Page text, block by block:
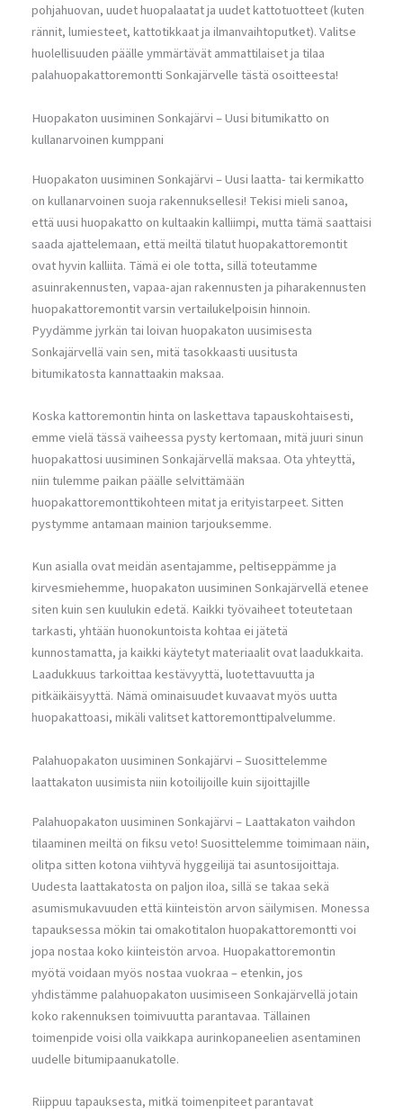
pohjahuovan, uudet huopalaatat ja uudet kattotuotteet (kuten
rännit, lumiesteet, kattotikkaat ja ilmanvaihtoputket). Valitse
huolellisuuden päälle ymmärtävät ammattilaiset ja tilaa
palahuopakattoremontti Sonkajärvelle tästä osoitteesta!
Huopakaton uusiminen Sonkajärvi – Uusi bitumikatto on
kullanarvoinen kumppani
Huopakaton uusiminen Sonkajärvi – Uusi laatta- tai kermikatto
on kullanarvoinen suoja rakennuksellesi! Tekisi mieli sanoa,
että uusi huopakatto on kultaakin kalliimpi, mutta tämä saattaisi
saada ajattelemaan, että meiltä tilatut huopakattoremontit
ovat hyvin kalliita. Tämä ei ole totta, sillä toteutamme
asuinrakennusten, vapaa-ajan rakennusten ja piharakennusten
huopakattoremontit varsin vertailukelpoisin hinnoin.
Pyydämme jyrkän tai loivan huopakaton uusimisesta
Sonkajärvellä vain sen, mitä tasokkaasti uusitusta
bitumikatosta kannattaakin maksaa.
Koska kattoremontin hinta on laskettava tapauskohtaisesti,
emme vielä tässä vaiheessa pysty kertomaan, mitä juuri sinun
huopakattosi uusiminen Sonkajärvellä maksaa. Ota yhteyttä,
niin tulemme paikan päälle selvittämään
huopakattoremonttikohteen mitat ja erityistarpeet. Sitten
pystymme antamaan mainion tarjouksemme.
Kun asialla ovat meidän asentajamme, peltiseppämme ja
kirvesmiehemme, huopakaton uusiminen Sonkajärvellä etenee
siten kuin sen kuulukin edetä. Kaikki työvaiheet toteutetaan
tarkasti, yhtään huonokuntoista kohtaa ei jätetä
kunnostamatta, ja kaikki käytetyt materiaalit ovat laadukkaita.
Laadukkuus tarkoittaa kestävyyttä, luotettavuutta ja
pitkäikäisyyttä. Nämä ominaisuudet kuvaavat myös uutta
huopakattoasi, mikäli valitset kattoremonttipalvelumme.
Palahuopakaton uusiminen Sonkajärvi – Suosittelemme
laattakaton uusimista niin kotoilijoille kuin sijoittajille
Palahuopakaton uusiminen Sonkajärvi – Laattakaton vaihdon
tilaaminen meiltä on fiksu veto! Suosittelemme toimimaan näin,
olitpa sitten kotona viihtyvä hyggeilijä tai asuntosijoittaja.
Uudesta laattakatosta on paljon iloa, sillä se takaa sekä
asumismukavuuden että kiinteistön arvon säilymisen. Monessa
tapauksessa mökin tai omakotitalon huopakattoremontti voi
jopa nostaa koko kiinteistön arvoa. Huopakattoremontin
myötä voidaan myös nostaa vuokraa – etenkin, jos
yhdistämme palahuopakaton uusimiseen Sonkajärvellä jotain
koko rakennuksen toimivuutta parantavaa. Tällainen
toimenpide voisi olla vaikkapa aurinkopaneelien asentaminen
uudelle bitumipaanukatolle.
Riippuu tapauksesta, mitkä toimenpiteet parantavat